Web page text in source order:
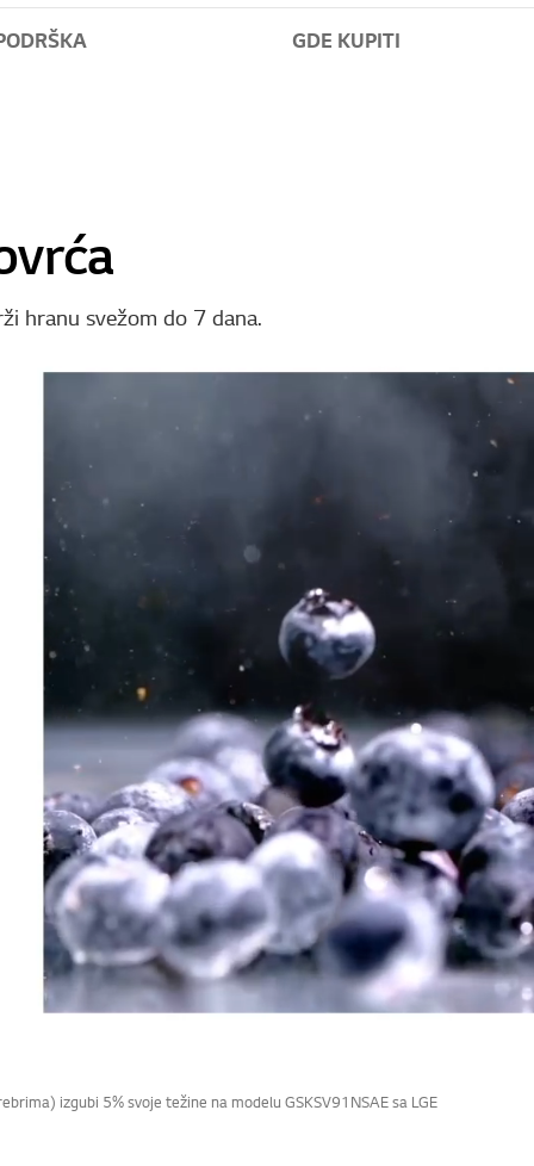
GDE KUPITI
hranu svežom do 7 dana.
izgubi 5% svoje težine na modelu GSKSV91NSAE sa LGE